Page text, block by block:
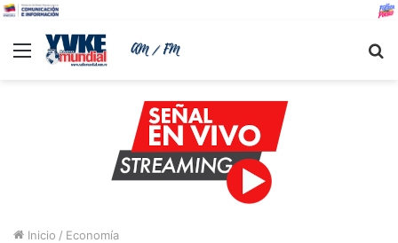
Menu
Inicio / Economía